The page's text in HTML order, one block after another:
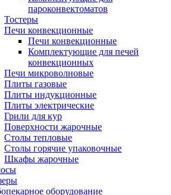
пароконвектоматов
Тостеры
Печи конвекционные
Печи конвекционные
Комплектующие для печей
конвекционных
Печи микроволновые
Плиты газовые
Плиты индукционные
Плиты электрические
Грили для кур
Поверхности жарочные
Столы тепловые
Столы горячие упаковочные
Шкафы жарочные
оборудование